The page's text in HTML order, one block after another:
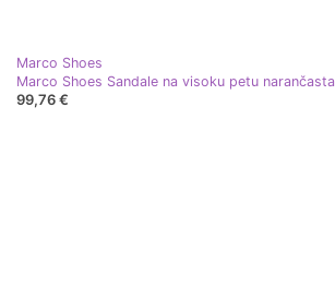
Marco Shoes
Marco Shoes Sandale na visoku petu narančasta
99,76 €